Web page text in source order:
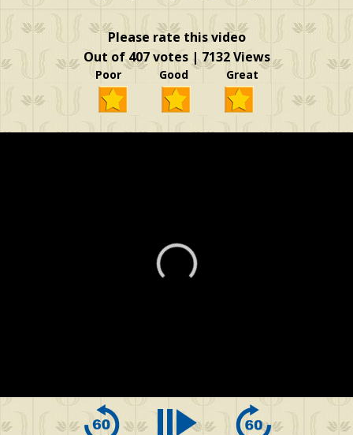
Please rate this video
Out of 407 votes | 7132 Views
Poor Good Great
of